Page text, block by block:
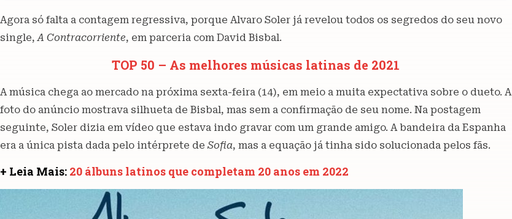
Agora só falta a contagem regressiva, porque Alvaro Soler já revelou todos os segredos do seu novo
single, A Contracorriente, em parceria com David Bisbal.
TOP 50 – As melhores músicas latinas de 2021
A música chega ao mercado na próxima sexta-feira (14), em meio a muita expectativa sobre o dueto. A
foto do anúncio mostrava silhueta de Bisbal, mas sem a confirmação de seu nome. Na postagem
seguinte, Soler dizia em vídeo que estava indo gravar com um grande amigo. A bandeira da Espanha
era a única pista dada pelo intérprete de Sofia, mas a equação já tinha sido solucionada pelos fãs.
+ Leia Mais: 20 álbuns latinos que completam 20 anos em 2022